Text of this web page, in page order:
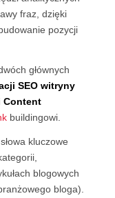
fraz, dzięki
pozycji
głównych
SEO witryny
Content
buildingowi.
kluczowe
blogowych
bloga).